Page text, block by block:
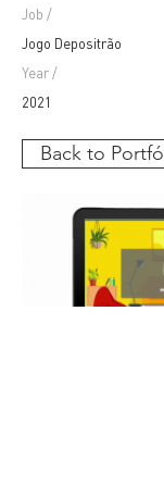
Job /
Jogo Depositrão
Year /
2021
Back to